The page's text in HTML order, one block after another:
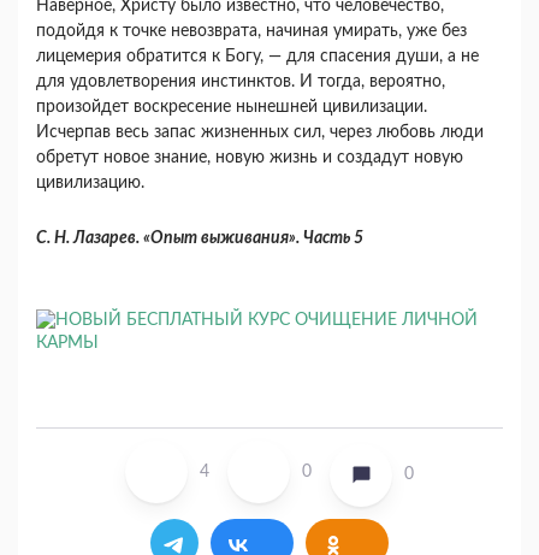
Наверное, Христу было известно, что человечество,
подойдя к точке невозврата, начиная умирать, уже без
лицемерия обратится к Богу, — для спасения души, а не
для удовлетворения инстинктов. И тогда, веро­ятно,
произойдет воскресение нынешней цивилизации.
Исчерпав весь запас жизненных сил, через любовь люди
обретут новое знание, новую жизнь и создадут новую
цивилизацию.
С. Н. Лазарев. «Опыт выживания». Часть 5
4 0 0